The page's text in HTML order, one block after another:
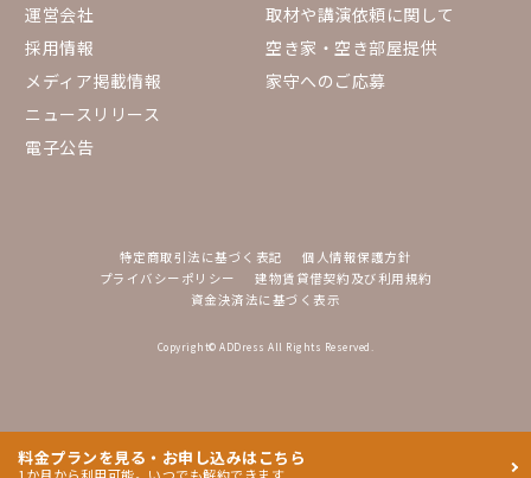
運営会社
採用情報
メディア掲載情報
ニュースリリース
電子公告
取材や講演依頼に関して
空き家・空き部屋提供
家守へのご応募
特定商取引法に基づく表記
個人情報保護方針
プライバシーポリシー
建物賃貸借契約及び利用規約
資金決済法に基づく表示
Copyright© ADDress All Rights Reserved.
料金プランを見る・お申し込みはこちら
1か月から利用可能。いつでも解約できます